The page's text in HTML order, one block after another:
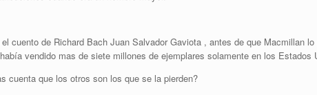
cuento de Richard Bach Juan Salvador Gaviota , antes de que Macmillan
vendido mas de siete millones de ejemplares solamente en los Estados
cuenta que los otros son los que se la pierden?